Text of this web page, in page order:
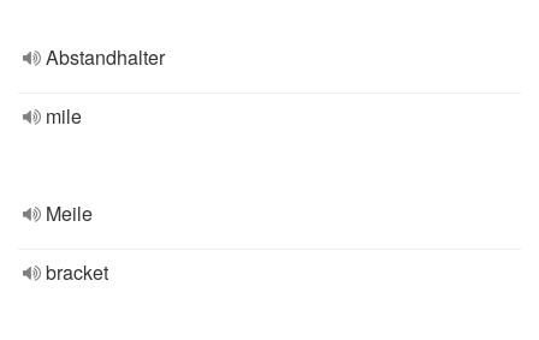
Abstandhalter
mile
Meile
bracket